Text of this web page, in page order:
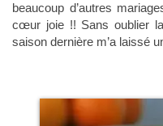
beaucoup d’autres
cœur joie !! Sans oublier la
saison dernière m’a laissé